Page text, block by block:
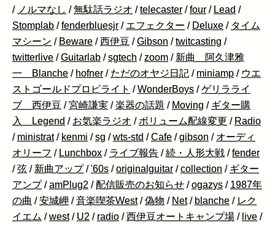
/ ノルマなし /無駄話ラジオ /telecaster /four / Lead /
Stomplab /fenderbluesjr / エフェクター / Deluxe / タイム
マシーン / Beware /西伊豆 /Gibson /twitcasting /
twitterlive /Guitarlab /sgtech /zoom / 新曲 阿久津雅
一 Blanche / hofner / ただのオヤジ日記 / miniamp / ウエ
ストゴールドプロピライト /WonderBoys /ゲリラライ
ブ 西伊豆 /宮崎謙実 /楽器の話題 / Moving / ギター購
入 Legend / お気楽ラジオ / ボリューム配線変更 / Radio
/ ministrat / kenmi /sg /wts-std /Cafe /gibson / オーディ
オリーフ / Lunchbox / ライブ報告 /続・人形大戦 /fender
/弦 / 新曲アップ /'60s /originalguitar /collection / ギター
アンプ /amPlug2 /配信販売のお知らせ /ogazys / 1987年
の曲 /安城岬 /音楽喫茶West /偽物 / Net / blanche / レク
イエム /west / U2 / radio /西伊豆オートキャンプ場 / live /